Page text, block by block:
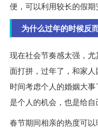
便，可以利用较长的假期
为什么过年的时候反
现在社会节奏感太强，
面打拼，过年了，和家
时间考虑个人的婚姻大
是个人的机会，也是给自
春节期间相亲的热度可